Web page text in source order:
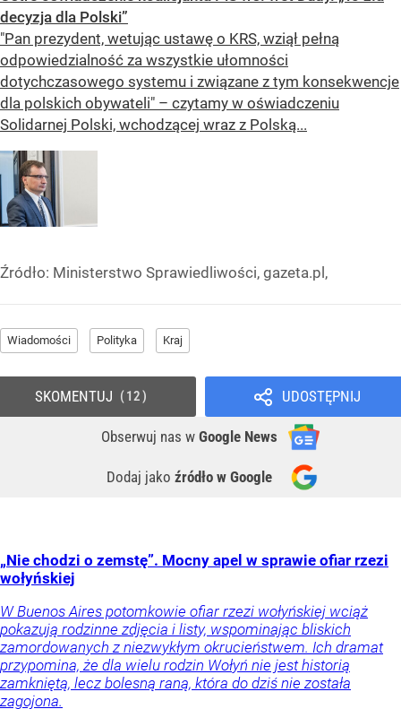
decyzja dla Polski”
"Pan prezydent, wetując ustawę o KRS, wziął pełną
odpowiedzialność za wszystkie ułomności
dotychczasowego systemu i związane z tym konsekwencje
dla polskich obywateli" – czytamy w oświadczeniu
Solidarnej Polski, wchodzącej wraz z Polską...
Źródło: Ministerstwo Sprawiedliwości, gazeta.pl,
Wiadomości Polityka Kraj
UDOSTĘPNIJ
Obserwuj nas w Google News
Dodaj jako źródło w Google
SKOMENTUJ 12
„Nie chodzi o zemstę”. Mocny apel w sprawie ofiar rzezi
wołyńskiej
W Buenos Aires potomkowie ofiar rzezi wołyńskiej wciąż
pokazują rodzinne zdjęcia i listy, wspominając bliskich
zamordowanych z niezwykłym okrucieństwem. Ich dramat
przypomina, że dla wielu rodzin Wołyń nie jest historią
zamkniętą, lecz bolesną raną, która do dziś nie została
zagojona.